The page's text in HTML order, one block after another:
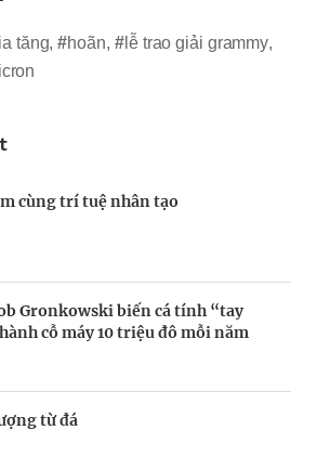
tăng,#hoãn,# lễ trao giải grammy,
cùng trí tuệ nhân tạo
Gronkowski biến cá tính “tay
cỗ máy 10 triệu đô mỗi năm
từ đá
lập 25 tuổi và tham vọng lật đổ
khoản vay
tận dụng, AI sẽ giúp điều hành
bất ổn và bảo vệ sức khỏe tinh
| Brand Contributor
hàng đầu cho chất riêng mùa lễ
vùng: Đòn bẩy chiến lược cho